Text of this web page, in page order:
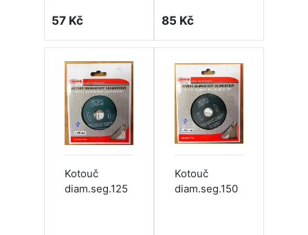
57 Kč 85 Kč
Kotouč
diam.seg.125
Kotouč
diam.seg.150